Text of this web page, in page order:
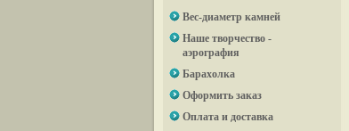
Вес-диаметр камней
Наше творчество -
аэрография
Барахолка
Оформить заказ
Оплата и доставка